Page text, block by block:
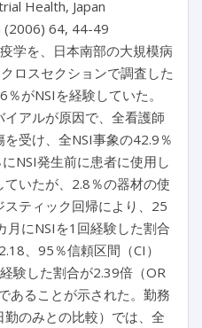
Health, Japan
(2006) 64, 44-49
学を、日本南部の大規模病
ロスセクションで調査した
がNSIを経験していた。
アルが原因で、全看護師
受け、全NSI事象の42.9％
NSI発生前に患者に使用し
いたが、2.8％の器材の使
ティック回帰により、25
月にNSIを1回経験した割合
、95％信頼区間（CI）
験した割合が2.39倍（OR
あることが示された。勤務
のみとの比較）では、全